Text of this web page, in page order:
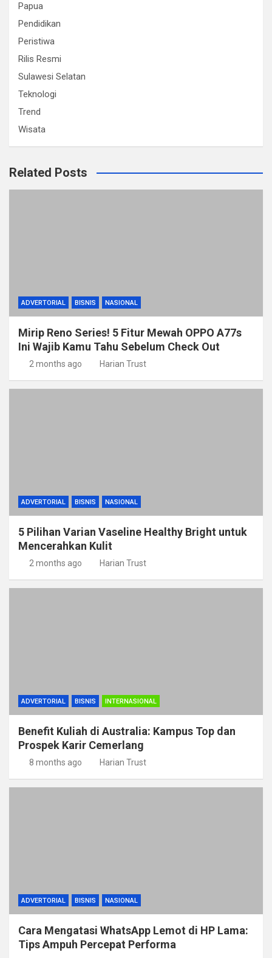
Papua
Pendidikan
Peristiwa
Rilis Resmi
Sulawesi Selatan
Teknologi
Trend
Wisata
Related Posts
ADVERTORIAL BISNIS NASIONAL
Mirip Reno Series! 5 Fitur Mewah OPPO A77s
Ini Wajib Kamu Tahu Sebelum Check Out
2 months ago Harian Trust
ADVERTORIAL BISNIS NASIONAL
5 Pilihan Varian Vaseline Healthy Bright untuk
Mencerahkan Kulit
2 months ago Harian Trust
ADVERTORIAL BISNIS INTERNASIONAL
Benefit Kuliah di Australia: Kampus Top dan
Prospek Karir Cemerlang
8 months ago Harian Trust
ADVERTORIAL BISNIS NASIONAL
Cara Mengatasi WhatsApp Lemot di HP Lama:
Tips Ampuh Percepat Performa